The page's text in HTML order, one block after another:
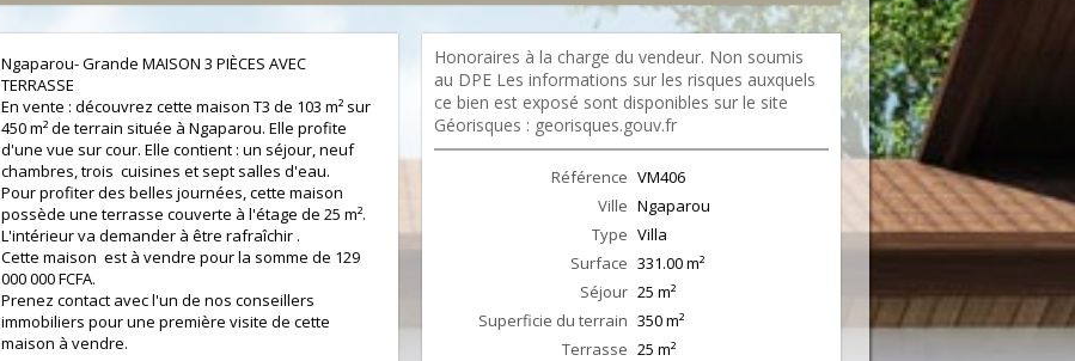
Ngaparou- Grande MAISON 3 PIÈCES AVEC
TERRASSE
En vente : découvrez cette maison T3 de 103 m² sur
450 m² de terrain située à Ngaparou. Elle profite
d'une vue sur cour. Elle contient : un séjour, neuf
chambres, trois cuisines et sept salles d'eau.
Pour profiter des belles journées, cette maison
possède une terrasse couverte à l'étage de 25 m².
L'intérieur va demander à être rafraîchir .
Cette maison est à vendre pour la somme de 129
000 000 FCFA.
Prenez contact avec l'un de nos conseillers
immobiliers pour une première visite de cette
maison à vendre.
Honoraires à la charge du vendeur. Non soumis
au DPE Les informations sur les risques auxquels
ce bien est exposé sont disponibles sur le site
Géorisques : georisques.gouv.fr
Référence VM406
Ville Ngaparou
Type Villa
Surface 331.00m²
Séjour 25 m²
Superficie du terrain 350 m²
Terrasse 25 m²